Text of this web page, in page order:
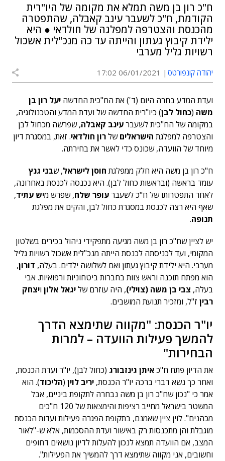
ח"כ רון בן משה תמלא את מקומה של היו"רית
הקודמת, ח"כ לשעבר עינב קאבלה, שהתפטרה
מהכנסת והצטרפה למפלגה של חולדאי ● היא
ילידת קיבוץ געתון והייתה עד כה מנכ"לית אשכול
רשויות גליל מערבי
יהודה קונפורטס 06/01/2021 17:02
ועדת המדע בחרה היום (ד') את הח"כית החדשה יעל רון בן
משה (כחול לבן) כיו"רית החדשה של ועדת המדע והטכנולוגיה,
במקומה של הח"כית לשעברעינב קאבלה, שפרשה מכחול לבן
והצטרפה למפלגת הישראליםשלרון חולדאי. זאת, במסגרת דיון
מיוחד של הוועדה, שכונס כדי לאשר את בחירתה.
ח"כ רון בן משה היא חלק ממפלגת חוסן לישראל, שבני גנץ
עומד בראשה (ובראשות כחול לבן). היא נכנסה לכנסת באחרונה,
לאחר התפטרותו של ח"כ לשעברעופר שלח, שפרש מיש עתיד,
שאף היא רצה לכנסת במסגרת כחול לבן, והקים את מפלגת
תנופה.
יש לציין שח"כ רון בן משה מגיעה מתפקידי ניהול בכירים בשלטון
המקומי, ועד לכניסתה לכנסת הייתה מנכ"לית אשכול רשויות גליל
מערבי. היא ילידת קיבוץ געתון ואם לשלושה ילדים. בעלה, דורון,
הוא מפתח תוכנה וראש צוות בחברות ביטחוניות ורפואיות. אבי
בעלה, צבי בן משה (צוילי), היה עוזרם שליגאל אלון ויצחק
רבין ז"ל, ומזכיר תנועת המושבים.
יו"ר הכנסת: "מקווה שתימצא הדרך
להמשך פעילות הוועדה – למרות
הבחירות"
את הדיון פתח ח"כאיתן גינזבורג (כחול לבן), יו"ר ועדת הכנסת,
ואחר כך נשא דברי ברכה יו"ר הכנסת, יריב לוין (הליכוד). הוא
אמר כי "נכון שח"כ רון בן משה נבחרה לתקופת ביניים, אבל
המשטר בישראל מחייב רציפות והימצאות של 120 ח"כים
מכהנים". לוין ציין שאמנם, בתקופת הפגרה פעילות ועדות הכנסת
מוגבלת והן מתכנסות רק באישור ועדת ההסכמות, אלא ש-"לאור
המצב, אם הוועדה תמצא לנכון להעלות לדיון נושאים דחופים
וחשובים, אני מקווה שתימצא דרך להמשיך את הפעילות".